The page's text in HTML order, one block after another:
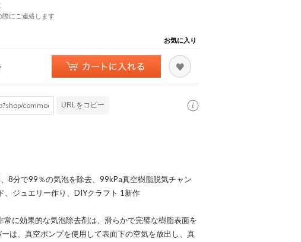
際にご連絡します
お気に入り
URLをコピー
8分で99％の気泡を除去、99kPa真空樹脂脱気チャン
、ジュエリー作り、DIYクラフト 1新作
常に効果的な気泡除去剤は、滑らかで完璧な樹脂表面を
は、真空ポンプを使用して表面下の空気を放出し、真